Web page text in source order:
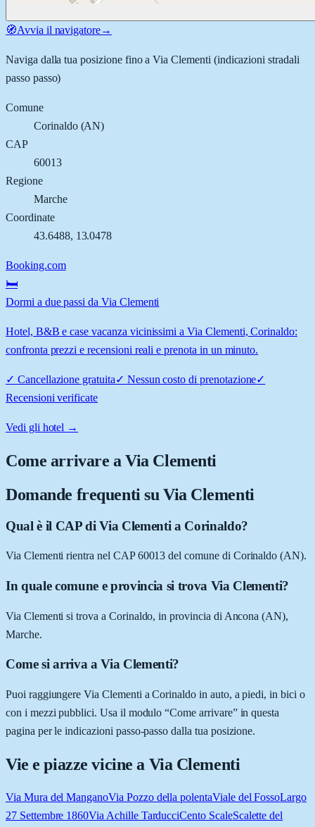
🧭Avvia il navigatore→
Naviga dalla tua posizione fino aVia Clementi (indicazioni stradali
passo passo)
Comune
Corinaldo(AN)
CAP
60013
Regione
Marche
Coordinate
43.6488, 13.0478
Booking.com
🛏️
Dormi a due passi da Via Clementi
Hotel, B&B e case vacanza vicinissimi a Via Clementi, Corinaldo:
confronta prezzi e recensioni reali e prenota in un minuto.
✓ Cancellazione gratuita✓ Nessun costo di prenotazione✓
Recensioni verificate
Vedi gli hotel →
Come arrivare aVia Clementi
Domande frequenti su Via Clementi
Qual è il CAP di Via Clementi a Corinaldo?
Via Clementi rientra nel CAP 60013 del comune di Corinaldo (AN).
In quale comune e provincia si trova Via Clementi?
Via Clementi si trova a Corinaldo, in provincia di Ancona (AN),
Marche.
Come si arriva a Via Clementi?
Puoi raggiungere Via Clementi a Corinaldo in auto, a piedi, in bici o
con i mezzi pubblici. Usa il modulo “Come arrivare” in questa
pagina per le indicazioni passo-passo dalla tua posizione.
Vie e piazze vicine a Via Clementi
Via Mura del ManganoVia Pozzo della polentaViale del FossoLargo
27 Settembre 1860Via Achille TarducciCento ScaleScalette del